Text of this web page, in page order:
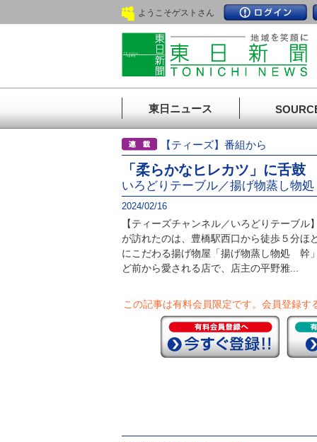
ようこそゲストさん
東日ニュース
【ティーズ】番組から
「柔らかなヒレカツ」に舌鼓
いろどりテーブル／揚げ物蒸し物
2024/02/16
【ティーズチャンネル／いろどりテーブ
が訪れたのは、豊橋駅西口から徒歩５分ほ
にこだわる揚げ物屋「揚げ物蒸し物処 幹
ど前から愛される店で、店主の平野雅...
この記事は有料会員限定です。 会員登録す